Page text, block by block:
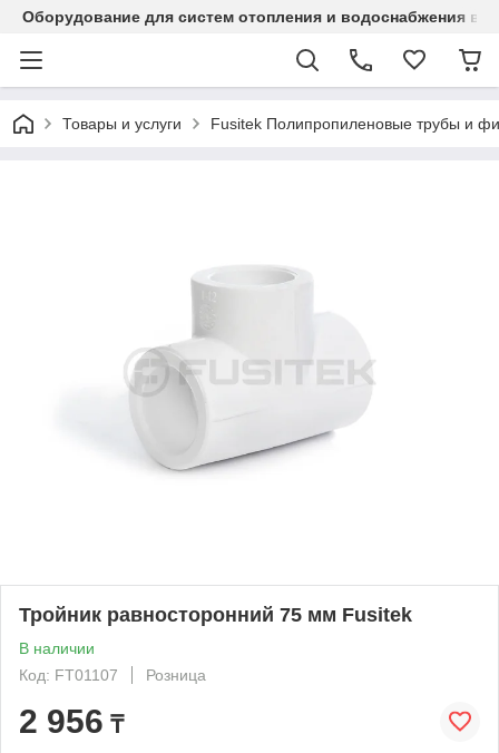
Оборудование для систем отопления и водоснабжения в
Товары и услуги Fusitek Полипропиленовые трубы и
Тройник равносторонний 75 мм Fusitek
В наличии
Код: FT01107
Розница
2 956 ₸